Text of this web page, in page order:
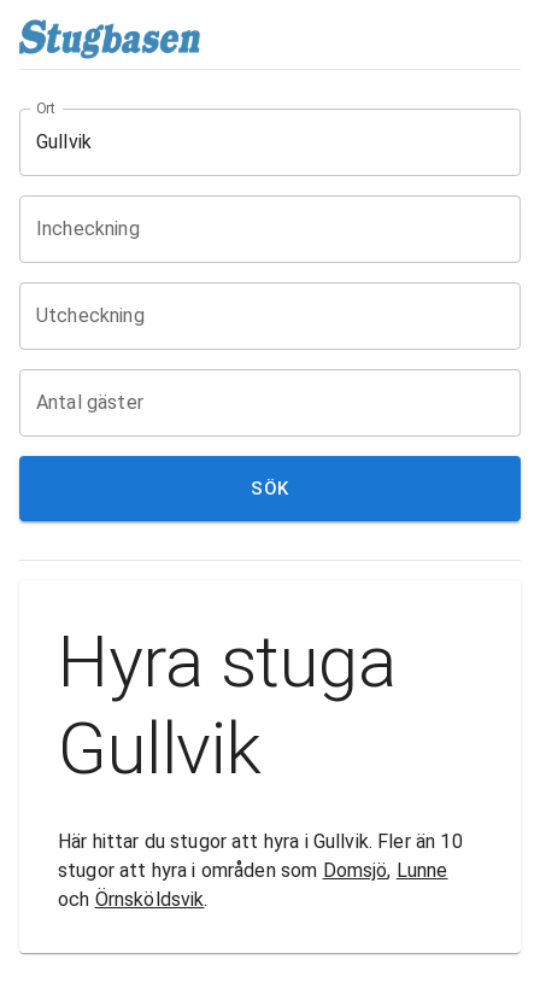
Ort
Incheckning
Utcheckning
Antal gäster
SÖK
Hyra stuga
Gullvik
Här hittar du stugor att hyra i Gullvik. Fler än 10
stugor att hyra i områden som Domsjö, Lunne
och Örnsköldsvik.